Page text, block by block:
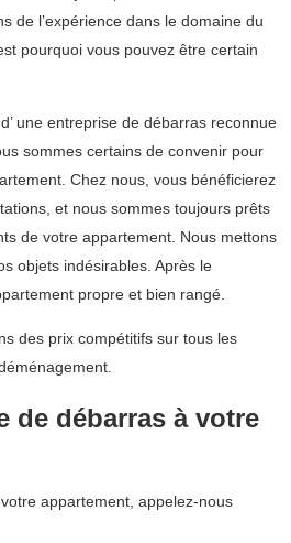
de l’expérience dans le domaine du
pourquoi vous pouvez être certain
une entreprise de débarras reconnue
sommes certains de convenir pour
Chez nous, vous bénéficierez
et nous sommes toujours prêts
de votre appartement. Nous mettons
objets indésirables. Après le
propre et bien rangé.
des prix compétitifs sur tous les
de débarras à votre
appartement, appelez-nous